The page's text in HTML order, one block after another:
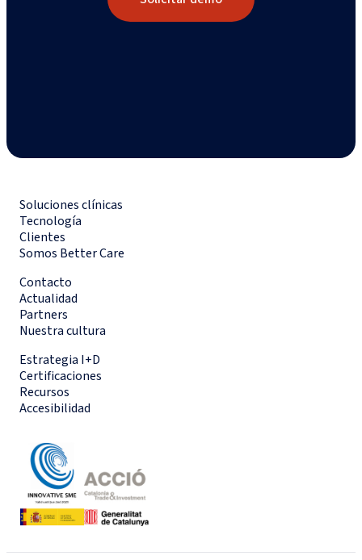
Soluciones clínicas
Tecnología
Clientes
Somos Better Care
Contacto
Actualidad
Partners
Nuestra cultura
Estrategia I+D
Certificaciones
Recursos
Accesibilidad